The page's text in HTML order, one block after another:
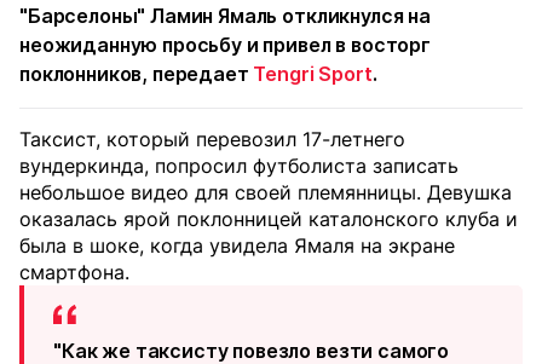
"Барселоны" Ламин Ямаль откликнулся на
неожиданную просьбу и привел в восторг
поклонников, передает Tengri Sport.
Таксист, который перевозил 17-летнего
вундеркинда, попросил футболиста записать
небольшое видео для своей племянницы. Девушка
оказалась ярой поклонницей каталонского клуба и
была в шоке, когда увидела Ямаля на экране
смартфона.
"Как же таксисту повезло везти самого